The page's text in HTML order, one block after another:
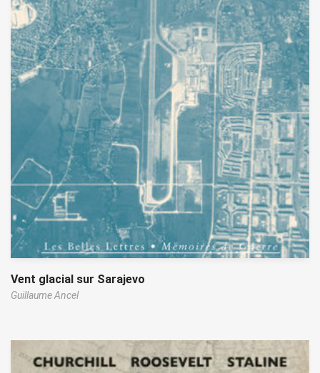
Vent glacial sur Sarajevo
Guillaume Ancel